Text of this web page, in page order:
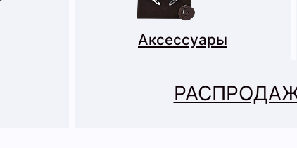
Аксессуары